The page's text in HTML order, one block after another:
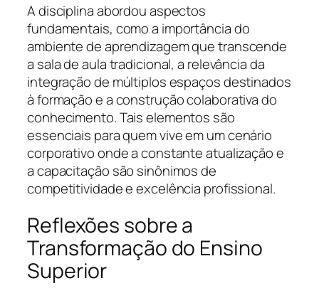
A disciplina abordou aspectos
fundamentais, como a importância do
ambiente de aprendizagem que transcende
a sala de aula tradicional, a relevância da
integração de múltiplos espaços destinados
à formação e a construção colaborativa do
conhecimento. Tais elementos são
essenciais para quem vive em um cenário
corporativo onde a constante atualização e
a capacitação são sinônimos de
competitividade e excelência profissional.
Reflexões sobre a
Transformação do Ensino
Superior